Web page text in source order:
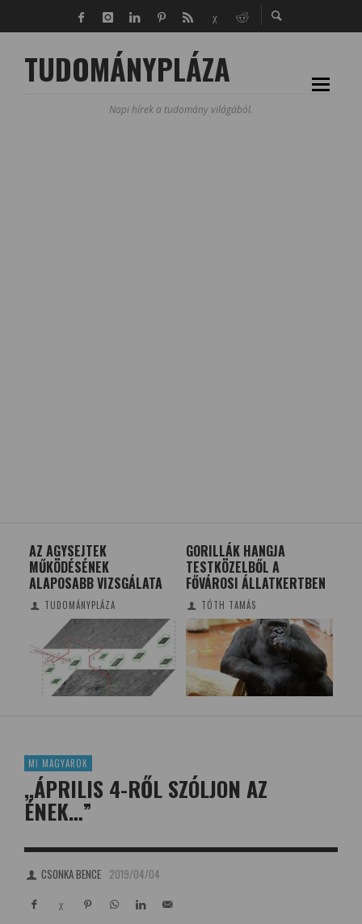
TUDOMÁNYPLÁZA
Napi hírek a tudomány világából.
AZ AGYSEJTEK
MŰKÖDÉSÉNEK
ALAPOSABB VIZSGÁLATA
TUDOMÁNYPLÁZA
GORILLÁK HANGJA
TESTKÖZELBŐL A
FŐVÁROSI ÁLLATKERTBEN
TÓTH TAMÁS
MI MAGYAROK
,,ÁPRILIS 4-RŐL SZÓLJON AZ
ÉNEK…”
CSONKA BENCE 2019/04/04